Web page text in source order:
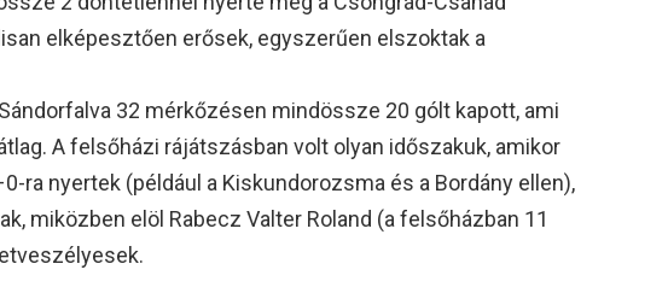
elképesztően erősek, egyszerűen elszoktak a
32 mérkőzésen mindössze 20 gólt kapott, ami
A felsőházi rájátszásban volt olyan időszakuk, amikor
ra nyertek (például a Kiskundorozsma és a Bordány ellen),
miközben elöl Rabecz Valter Roland (a felsőházban 11